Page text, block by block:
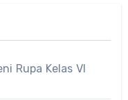
Rupa Kelas VI